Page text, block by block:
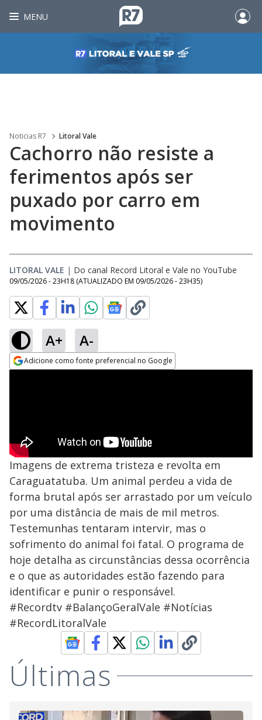
MENU
Noticias R7 Litoral Vale
Cachorro não resiste a
ferimentos após ser
puxado por carro em
movimento
LITORAL VALE | Do canal Record Litoral e Vale no YouTube
09/05/2026 - 23H18 (ATUALIZADO EM 09/05/2026 - 23H35)
A+ A-
Adicione como fonte preferencial no Google
Imagens de extrema tristeza e revolta em
Caraguatatuba. Um animal perdeu a vida de
forma brutal após ser arrastado por um veículo
por uma distância de mais de mil metros.
Testemunhas tentaram intervir, mas o
sofrimento do animal foi fatal. O programa de
hoje detalha as circunstâncias dessa ocorrência
e o que as autoridades estão fazendo para
identificar e punir o responsável.
#Recordtv #BalançoGeralVale #Notícias
#RecordLitoralVale
Últimas